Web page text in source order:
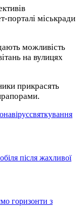
порталі міськради
можливість
на вулицях
прикрасять
святкування
після жахливої
горизонти з